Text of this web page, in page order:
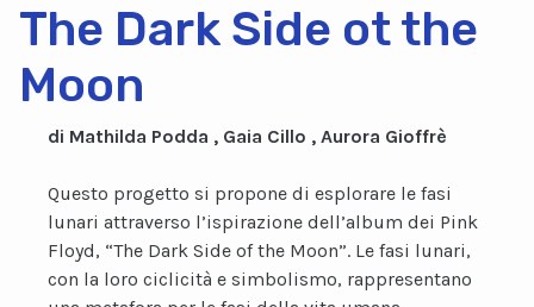
The Dark Side ot the
Moon
di Mathilda Podda , Gaia Cillo , Aurora Gioffrè
Questo progetto si propone di esplorare le fasi
lunari attraverso l’ispirazione dell’album dei Pink
Floyd, “The Dark Side of the Moon”. Le fasi lunari,
con la loro ciclicità e simbolismo, rappresentano